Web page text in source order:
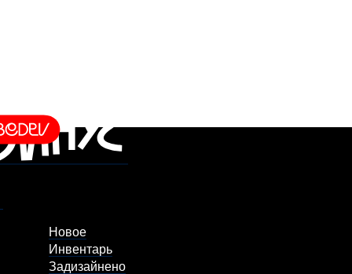
Новое
Инвентарь
Задизайнено